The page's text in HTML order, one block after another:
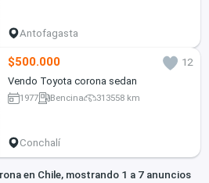
Antofagasta
$500.000
12
Vendo Toyota corona sedan
1977 Bencina 313558 km
Conchalí
en Chile, mostrando 1 a 7 anuncios